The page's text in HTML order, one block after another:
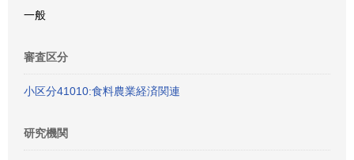
一般
審査区分
小区分41010:食料農業経済関連
研究機関